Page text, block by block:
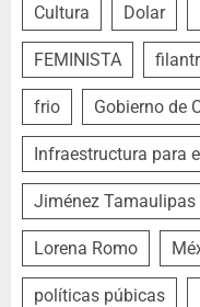
Cultura Dolar
FEMINISTA
frio Gobierno de
Infraestructura para
Jiménez Tamaulipas
Lorena Romo
políticas púbicas